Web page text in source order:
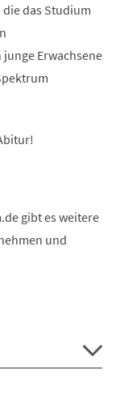
das Studium
Erwachsene
gibt es weitere
und